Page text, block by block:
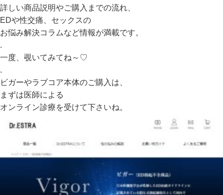
詳しい商品説明やご購入までの流れ、
EDや性交痛、セックスの
お悩み解決コラムなど情報が満載です。
.
一度、覗いてみてね～♡
.
ビガーやラブコア本体のご購入は、
まずは医師による
オンライン診療を受けて下さいね。